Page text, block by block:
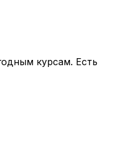
курсам. Есть